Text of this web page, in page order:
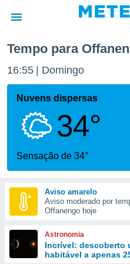
da
foi
fornecidas
a este
das
e
forma
digital
Tempo para
16:55 Domingo
Nuvens dispersas
34°
Sensação de 34°
Aviso amarelo
Aviso moderado por
Offanengo hoje
Astronomia
Incrível: descoberto
habitável a apenas